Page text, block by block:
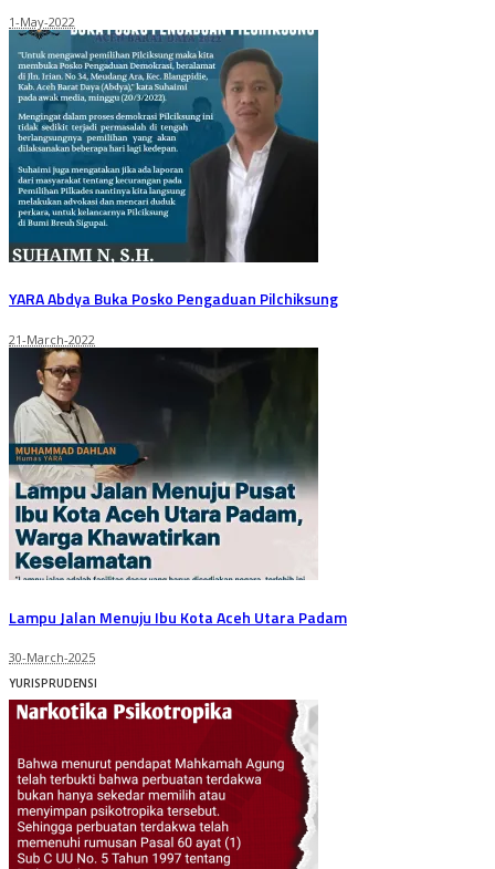
1-May-2022
YARA Abdya Buka Posko Pengaduan Pilchiksung
21-March-2022
Lampu Jalan Menuju Ibu Kota Aceh Utara Padam
30-March-2025
YURISPRUDENSI